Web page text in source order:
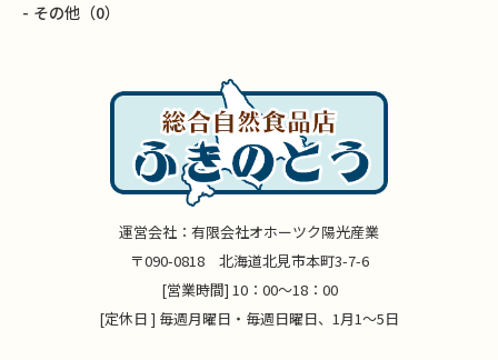
その他 （0）
運営会社：有限会社オホーツク陽光産業
〒090-0818 北海道北見市本町3-7-6
[営業時間] 10：00～18：00
[定休日 ] 毎週月曜日・毎週日曜日、1月1～5日